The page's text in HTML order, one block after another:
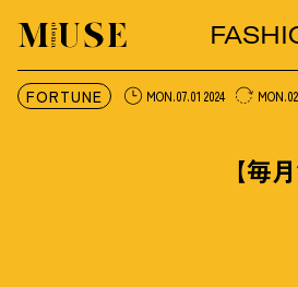
オトナミューズ ウェブ
FORTUNE MON.07.01 2024
【毎